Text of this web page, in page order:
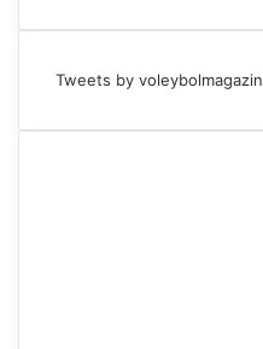
Tweets by voleybolmagazin